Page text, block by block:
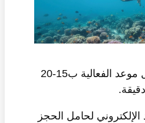
* يجب الحضور قبل موعد الفعالية ب15-20
دقيقة.
لحامل الحجز